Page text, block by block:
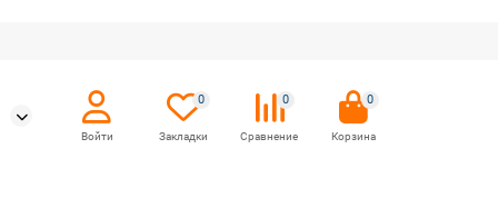
0 0 0